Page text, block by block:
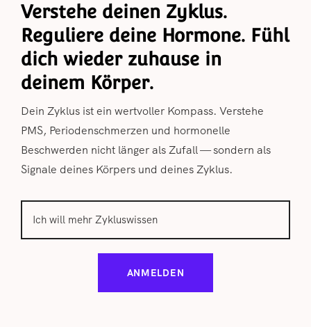
Verstehe deinen Zyklus.
Reguliere deine Hormone. Fühl
dich wieder zuhause in
deinem Körper.
Dein Zyklus ist ein wertvoller Kompass. Verstehe
PMS, Periodenschmerzen und hormonelle
Beschwerden nicht länger als Zufall — sondern als
Signale deines Körpers und deines Zyklus.
ANMELDEN